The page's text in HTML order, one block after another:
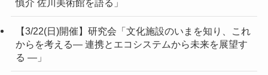
慎介 佐川美術館を語る」
【3/22(日)開催】研究会「文化施設のいまを知り、これ
からを考える― 連携とエコシステムから未来を展望す
る ―」